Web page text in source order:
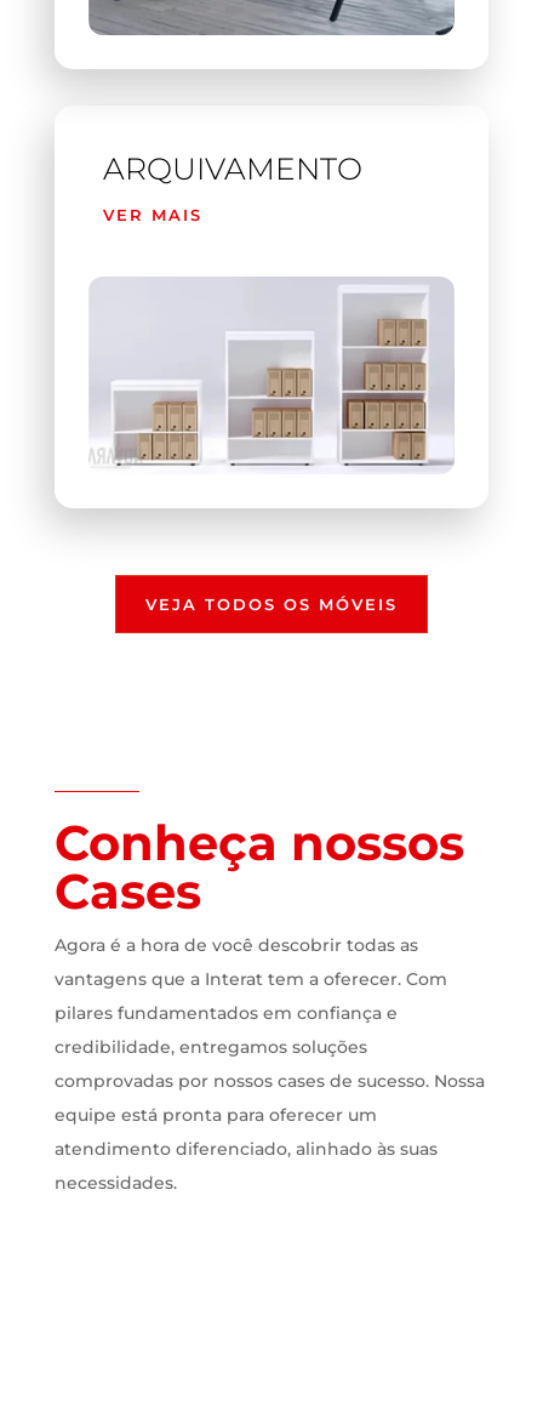
ARQUIVAMENTO
VER MAIS
VEJA TODOS OS MÓVEIS
Conheça nossos
Cases
Agora é a hora de você descobrir todas as
vantagens que a Interat tem a oferecer. Com
pilares fundamentados em confiança e
credibilidade, entregamos soluções
comprovadas por nossos cases de sucesso. Nossa
equipe está pronta para oferecer um
atendimento diferenciado, alinhado às suas
necessidades.